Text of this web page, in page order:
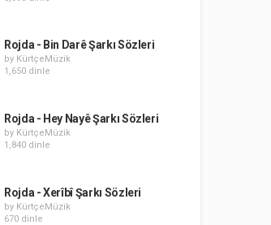
Rojda - Bin Darê Şarkı Sözleri
by KürtçeMüzik
1,650 dinle
Rojda - Hey Nayê Şarkı Sözleri
by KürtçeMüzik
1,840 dinle
Rojda - Xerîbî Şarkı Sözleri
by KürtçeMüzik
670 dinle